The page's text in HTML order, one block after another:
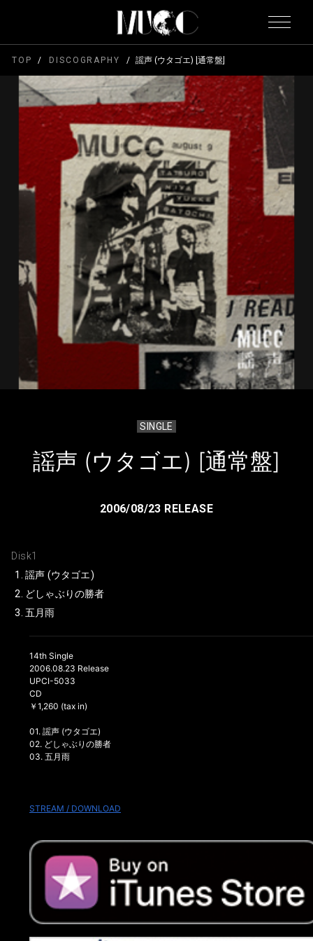
TOP DISCOGRAPHY 謡声 (ウタゴエ) [通常盤]
SINGLE
謡声 (ウタゴエ) [通常盤]
2006/08/23 RELEASE
Disk1
謡声 (ウタゴエ)
どしゃぶりの勝者
五月雨
14th Single
2006.08.23 Release
UPCI-5033
CD
￥1,260 (tax in)
01. 謡声 (ウタゴエ)
02. どしゃぶりの勝者
03. 五月雨
STREAM / DOWNLOAD